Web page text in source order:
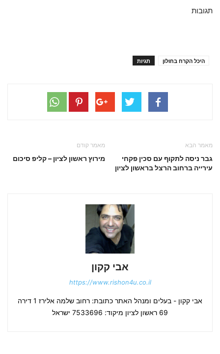
תגובות
תגיות היכל הקרח בחולון
מאמר קודם
מירוץ ראשון לציון – קליפ סיכום
מאמר הבא
גבר ניסה לתקוף עם סכין פקחי
עירייה ברחוב הרצל בראשון לציון
אבי קקון
https://www.rishon4u.co.il
אבי קקון - בעלים ומנהל האתר כתובת: רחוב שלמה אלירז 1 דירה
69 ראשון לציון מיקוד: 7533696 ישראל